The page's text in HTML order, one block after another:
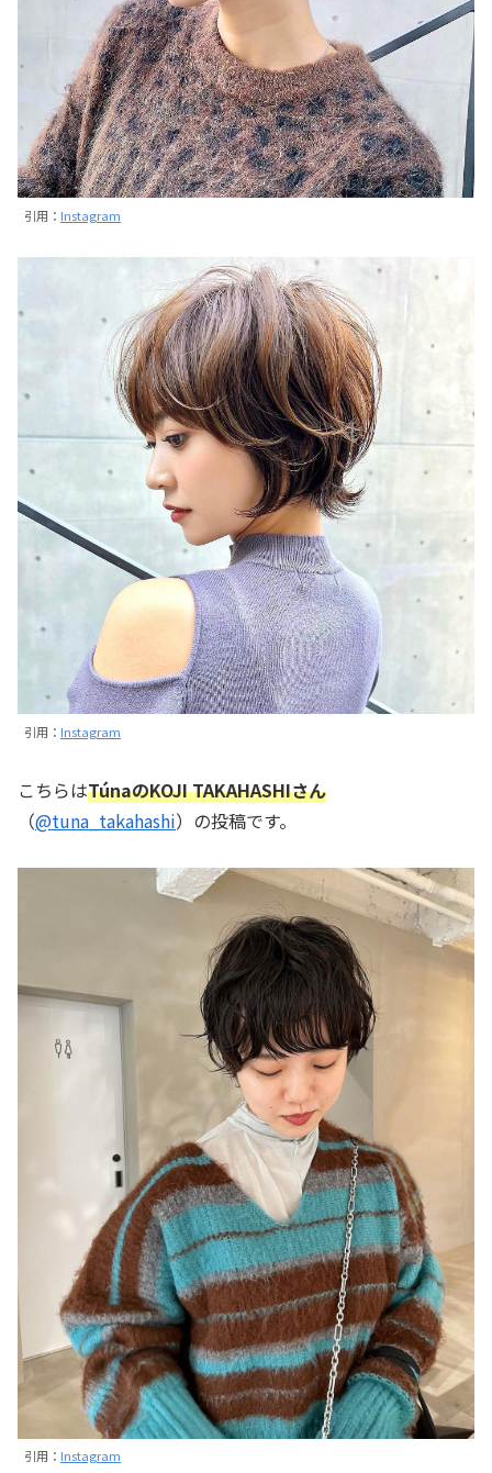
引用： Instagram
引用： Instagram
こちらはTúnaのKOJI TAKAHASHIさん
（@tuna_takahashi）の投稿です。
引用： Instagram